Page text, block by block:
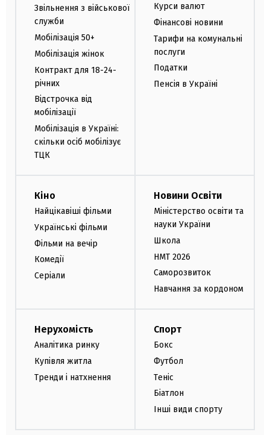
Звільнення з військової
служби
Мобілізація 50+
Мобілізація жінок
Контракт для 18-24-
річних
Відстрочка від
мобілізації
Мобілізація в Україні:
скільки осіб мобілізує
ТЦК
Курси валют
Фінансові новини
Тарифи на комунальні
послуги
Податки
Пенсія в Україні
Кіно
Найцікавіші фільми
Українські фільми
Фільми на вечір
Комедії
Серіали
Новини Освіти
Міністерство освіти та
науки України
Школа
НМТ 2026
Саморозвиток
Навчання за кордоном
Нерухомість
Аналітика ринку
Купівля житла
Тренди і натхнення
Спорт
Бокс
Футбол
Теніс
Біатлон
Інші види спорту